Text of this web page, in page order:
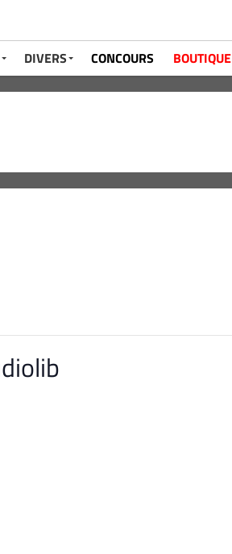
DIVERS CONCOURS BOUTIQUE